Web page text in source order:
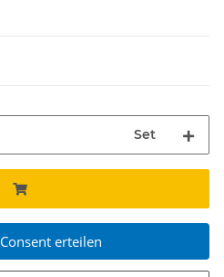
Set
Consent erteilen